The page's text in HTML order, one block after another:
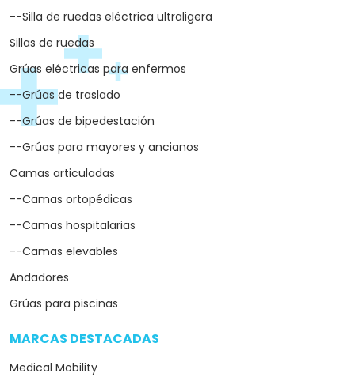
--Silla de ruedas eléctrica ultraligera
Sillas de ruedas
Grúas eléctricas para enfermos
--Grúas de traslado
--Grúas de bipedestación
--Grúas para mayores y ancianos
Camas articuladas
--Camas ortopédicas
--Camas hospitalarias
--Camas elevables
Andadores
Grúas para piscinas
MARCAS DESTACADAS
Medical Mobility